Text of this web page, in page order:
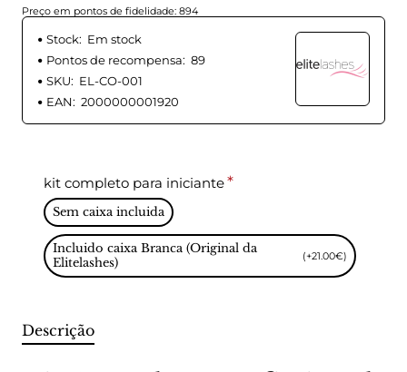
Preço em pontos de fidelidade: 894
Stock: Em stock
Pontos de recompensa: 89
SKU: EL-CO-001
EAN: 2000000001920
kit completo para iniciante
Sem caixa incluida
Incluido caixa Branca (Original da
Elitelashes)
(+21.00€)
Descrição